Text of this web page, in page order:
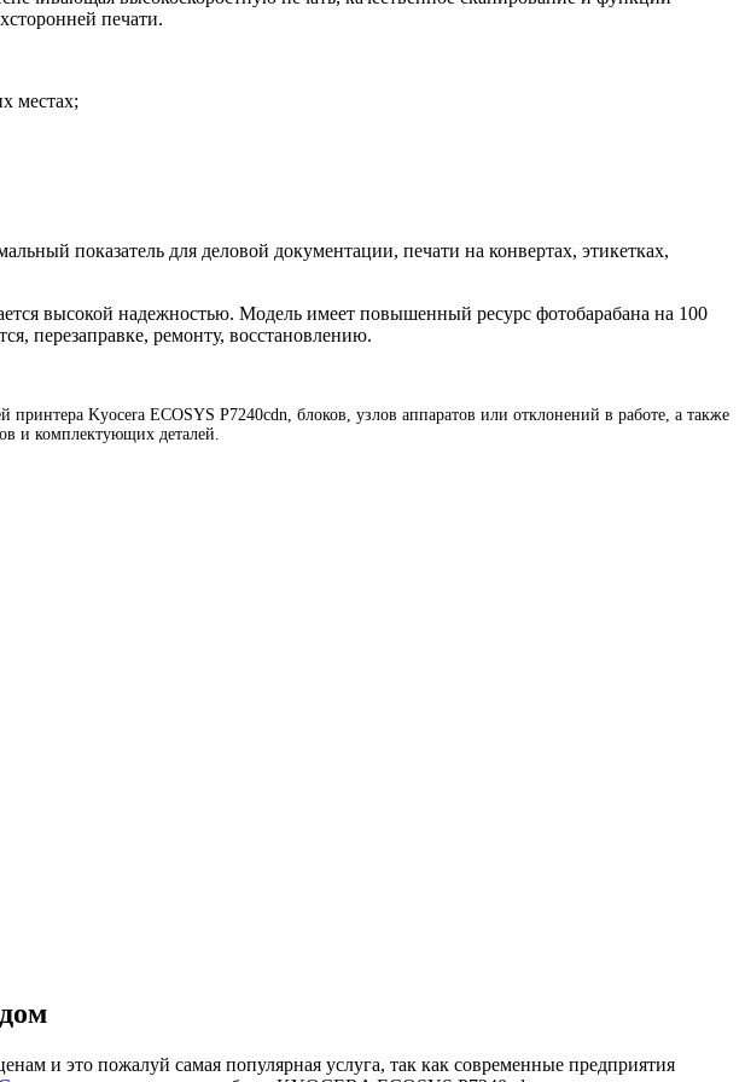
печати.
местах;
показатель для деловой документации, печати на конвертах, этикетках,
высокой надежностью. Модель имеет повышенный ресурс фотобарабана на 100
перезаправке, ремонту, восстановлению.
Kyocera ECOSYS P7240cdn, блоков, узлов аппаратов или отклонений в работе, а также
и комплектующих деталей.
и это пожалуй самая популярная услуга, так как современные предприятия